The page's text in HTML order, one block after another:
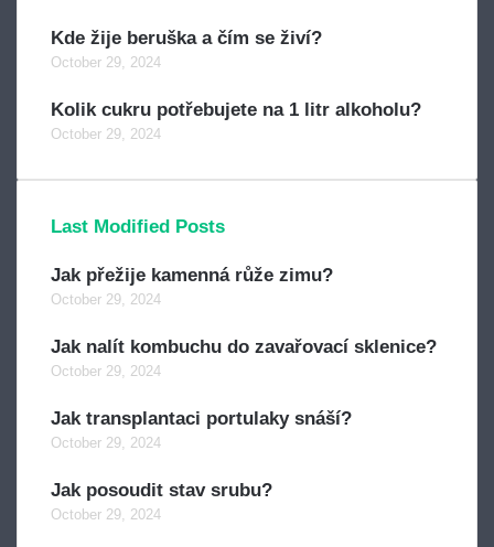
Kde žije beruška a čím se živí?
October 29, 2024
Kolik cukru potřebujete na 1 litr alkoholu?
October 29, 2024
Last Modified Posts
Jak přežije kamenná růže zimu?
October 29, 2024
Jak nalít kombuchu do zavařovací sklenice?
October 29, 2024
Jak transplantaci portulaky snáší?
October 29, 2024
Jak posoudit stav srubu?
October 29, 2024